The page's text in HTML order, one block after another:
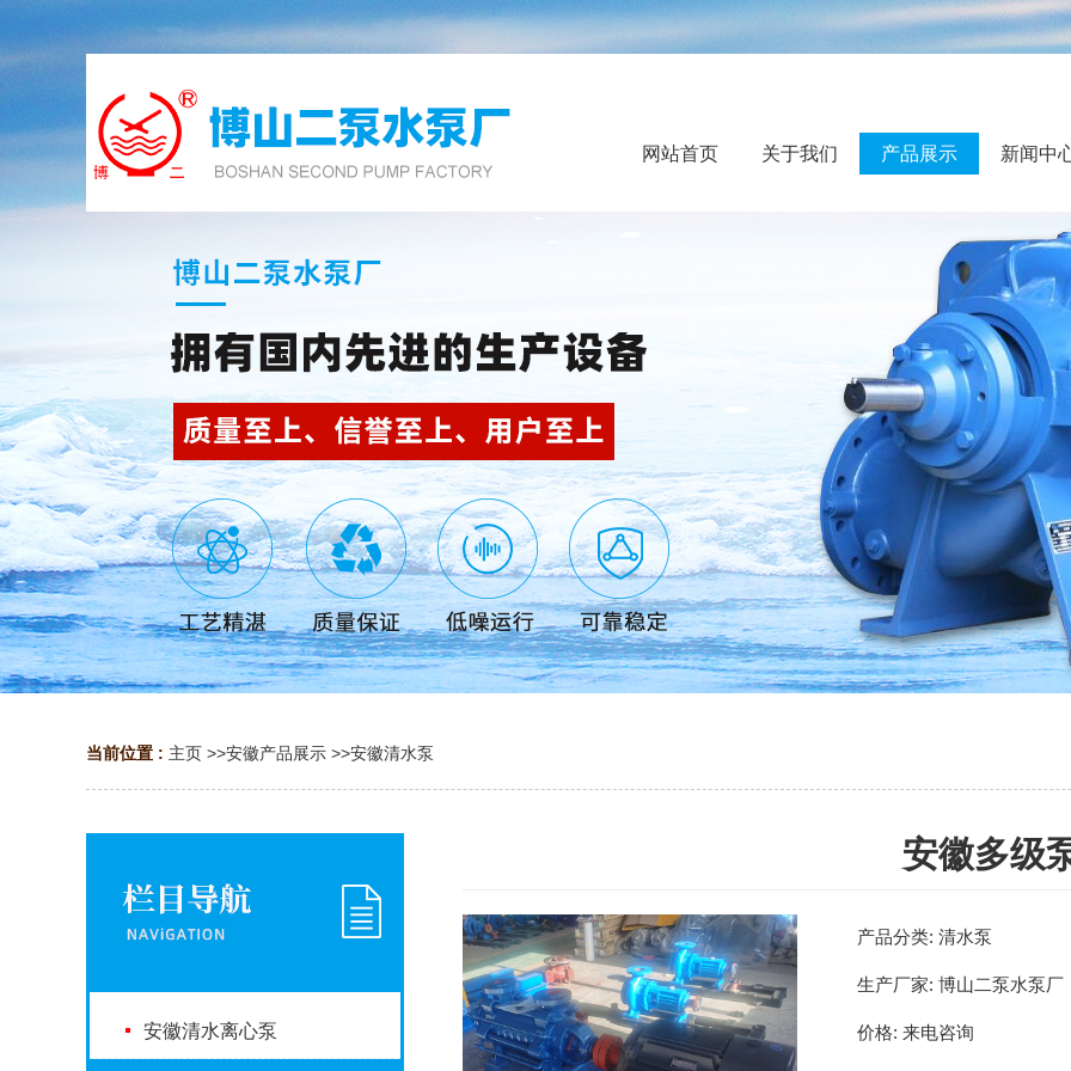
网站首页 关于我们 产品展示 新闻中
当前位置 : 主页 >>安徽产品展示 >>安徽清水泵
安徽清水离心泵
安徽多级
产品分类: 清水泵
生产厂家: 博山二泵水泵厂
价格: 来电咨询